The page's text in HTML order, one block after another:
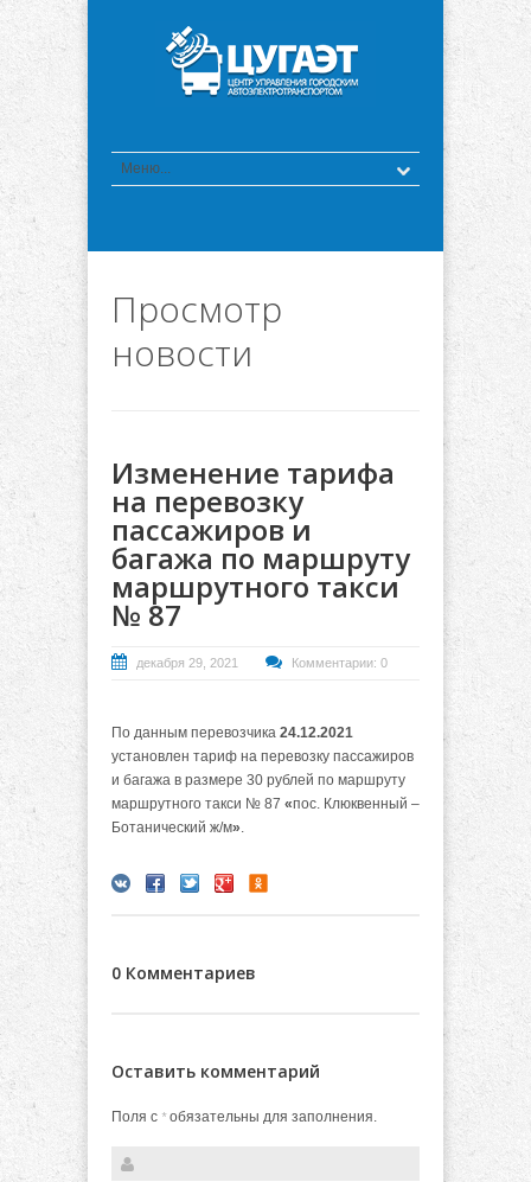
Просмотр
новости
Изменение тарифа
на перевозку
пассажиров и
багажа по маршруту
маршрутного такси
№ 87
декабря 29, 2021 Комментарии: 0
По данным перевозчика 24.12.2021
установлен тариф на перевозку пассажиров
и багажа в размере 30 рублей по маршруту
маршрутного такси № 87 «пос. Клюквенный –
Ботанический ж/м».
0 Комментариев
Оставить комментарий
Поля с *обязательны для заполнения.